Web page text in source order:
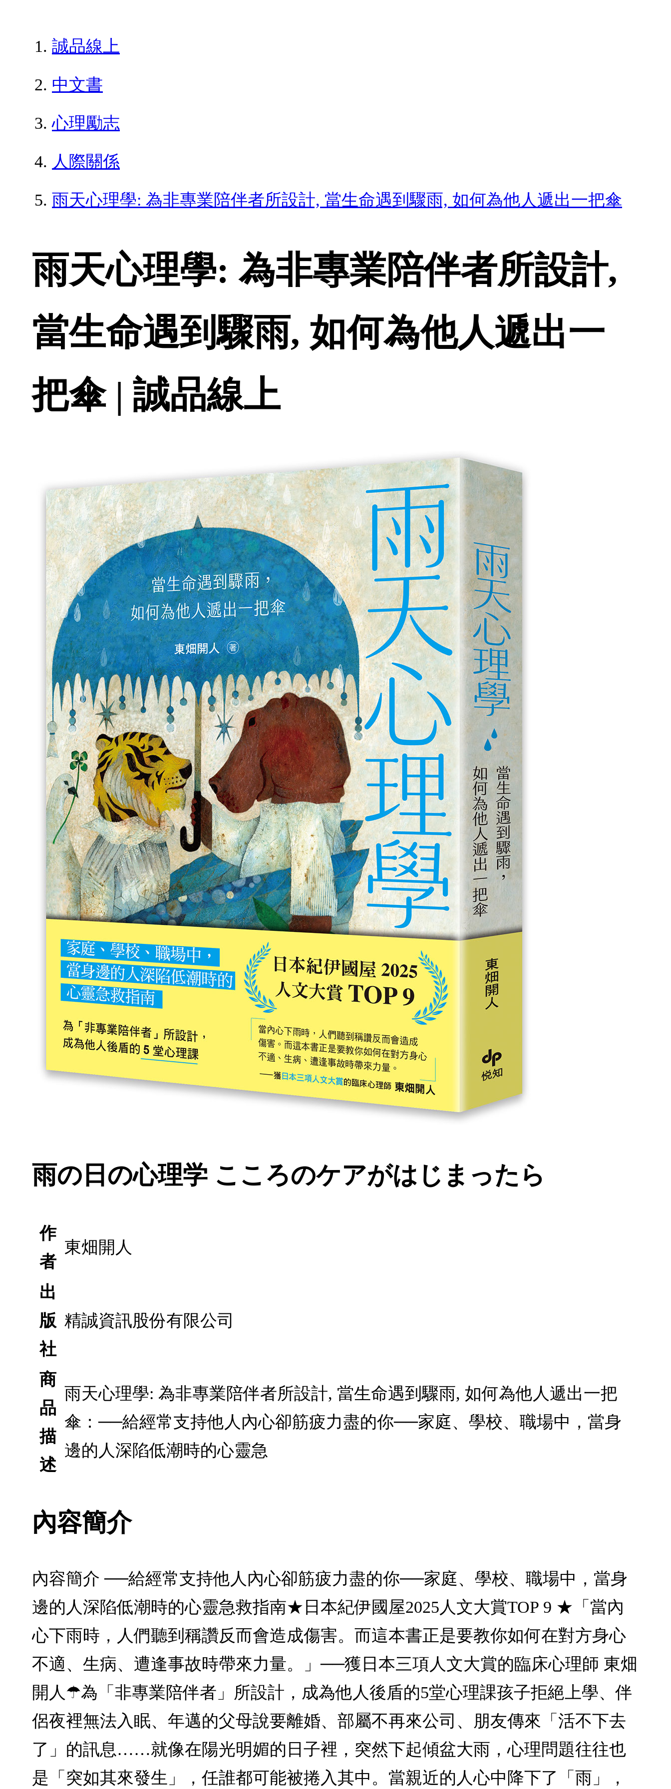
誠品線上
中文書
心理勵志
人際關係
雨天心理學: 為非專業陪伴者所設計, 當生命遇到驟雨, 如何為他人遞出一把傘
雨天心理學: 為非專業陪伴者所設計,
當生命遇到驟雨, 如何為他人遞出一
把傘 | 誠品線上
雨の日の心理学 こころのケアがはじまったら
作
者
東畑開人
出
版
社
精誠資訊股份有限公司
商
品
描
述
雨天心理學: 為非專業陪伴者所設計, 當生命遇到驟雨, 如何為他人遞出一把
傘：──給經常支持他人內心卻筋疲力盡的你──家庭、學校、職場中，當身
邊的人深陷低潮時的心靈急
內容簡介
內容簡介 ──給經常支持他人內心卻筋疲力盡的你──家庭、學校、職場中，當身
邊的人深陷低潮時的心靈急救指南★日本紀伊國屋2025人文大賞TOP 9 ★「當內
心下雨時，人們聽到稱讚反而會造成傷害。而這本書正是要教你如何在對方身心
不適、生病、遭逢事故時帶來力量。」──獲日本三項人文大賞的臨床心理師 東畑
開人☂為「非專業陪伴者」所設計，成為他人後盾的5堂心理課孩子拒絕上學、伴
侶夜裡無法入眠、年邁的父母說要離婚、部屬不再來公司、朋友傳來「活不下去
了」的訊息……就像在陽光明媚的日子裡，突然下起傾盆大雨，心理問題往往也
是「突如其來發生」，任誰都可能被捲入其中。當親近的人心中降下了「雨」，